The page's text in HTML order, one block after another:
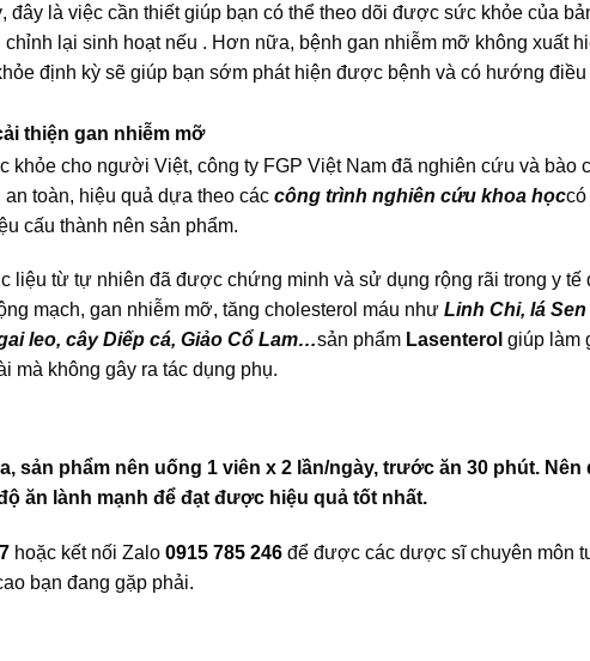
đây là việc cần thiết giúp bạn có thể theo dõi được sức khỏe của
lại sinh hoạt nếu . Hơn nữa, bệnh gan nhiễm mỡ không xuất
định kỳ sẽ giúp bạn sớm phát hiện được bệnh và có hướng điều
thiện gan nhiễm mỡ
khỏe cho người Việt, công ty FGP Việt Nam đã nghiên cứu và bào
toàn, hiệu quả dựa theo các công trình nghiên cứu khoa họccó
cấu thành nên sản phẩm.
liệu từ tự nhiên đã được chứng minh và sử dụng rộng rãi trong y tế
mạch, gan nhiễm mỡ, tăng cholesterol máu như Linh Chi, lá
leo, cây Diếp cá, Giảo Cổ Lam…sản phẩm Lasenterol giúp làm
mà không gây ra tác dụng phụ.
sản phẩm nên uống 1 viên x 2 lần/ngày, trước ăn 30 phút. Nên
ăn lành mạnh để đạt được hiệu quả tốt nhất.
hoặc kết nối Zalo 0915 785 246 để được các dược sĩ chuyên môn
bạn đang gặp phải.